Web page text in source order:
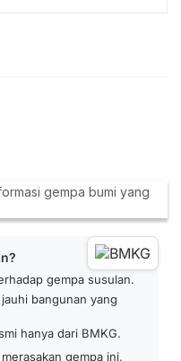
gempa bumi yang